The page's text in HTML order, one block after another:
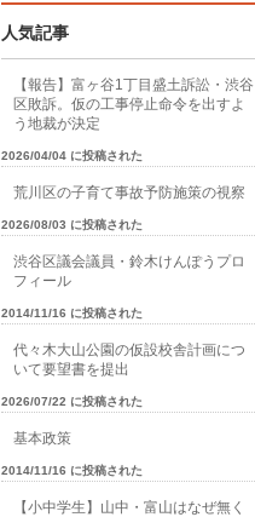
人気記事
【報告】富ヶ谷1丁目盛土訴訟・渋谷
区敗訴。仮の工事停止命令を出すよ
う地裁が決定
2026/04/04 に投稿された
荒川区の子育て事故予防施策の視察
2026/08/03 に投稿された
渋谷区議会議員・鈴木けんぽうプロ
フィール
2014/11/16 に投稿された
代々木大山公園の仮設校舎計画につ
いて要望書を提出
2026/07/22 に投稿された
基本政策
2014/11/16 に投稿された
【小中学生】山中・富山はなぜ無く